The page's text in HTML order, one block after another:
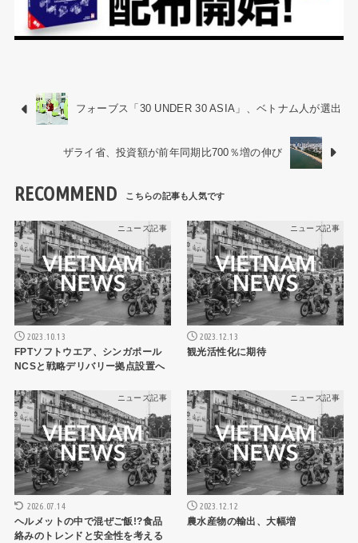
フォーブス「30 UNDER 30 ASIA」、ベトナム人が選出
ザライ省、投資額が前年同期比700％増の伸び
RECOMMEND
ニュース記事
2023.10.13
FPTソフトウエア、シンガポール
NCSと戦略デリバリー拠点設置へ
ニュース記事
2023.12.13
観光活性化に期待
ニュース記事
2026.07.14
ヘルメットの中で混ぜご飯!?食品
絡みのトレンドと安全性を考える
ニュース記事
2023.12.12
農水産物の輸出、大幅増